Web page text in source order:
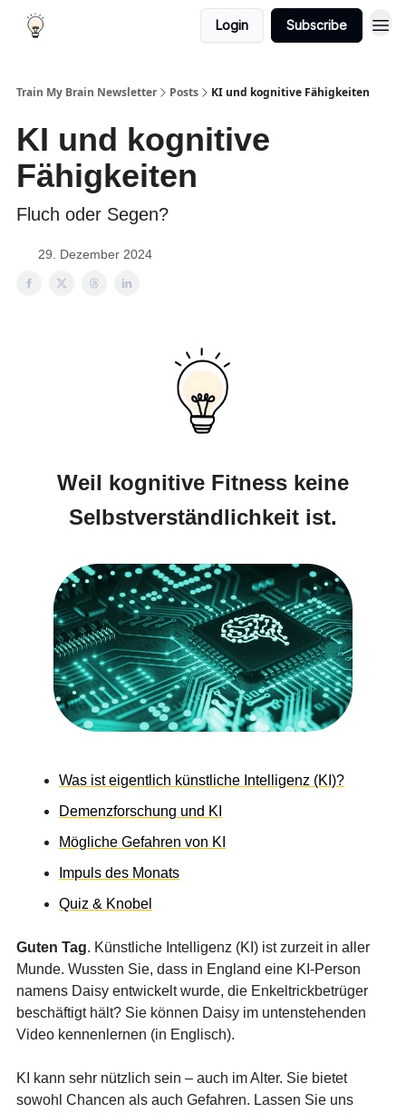
Login Subscribe
Train My Brain Newsletter Posts KI und kognitive Fähigkeiten
KI und kognitive
Fähigkeiten
Fluch oder Segen?
29. Dezember 2024
Weil kognitive Fitness keine
Selbstverständlichkeit ist.
Was ist eigentlich künstliche Intelligenz (KI)?
Demenzforschung und KI
Mögliche Gefahren von KI
Impuls des Monats
Quiz & Knobel
Guten Tag. Künstliche Intelligenz (KI) ist zurzeit in aller
Munde. Wussten Sie, dass in England eine KI-Person
namens Daisy entwickelt wurde, die Enkeltrickbetrüger
beschäftigt hält? Sie können Daisy im untenstehenden
Video kennenlernen (in Englisch).
KI kann sehr nützlich sein – auch im Alter. Sie bietet
sowohl Chancen als auch Gefahren. Lassen Sie uns